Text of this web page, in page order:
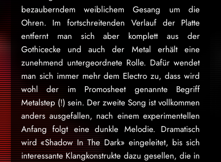
bezauberndem weiblichem Gesang um die
Ohren. Im fortschreitenden Verlauf der Platte
entfernt man sich aber komplett aus der
Gothicecke und auch der Metal erhält eine
zunehmend untergeordnete Rolle. Dafür wendet
man sich immer mehr dem Electro zu, dass wird
wohl der im Promosheet genannte Begriff
Metalstep (!) sein. Der zweite Song ist vollkommen
anders ausgefallen, nach einem experimentellen
Anfang folgt eine dunkle Melodie. Dramatisch
wird «Shadow In The Dark» eingeleitet, bis sich
interessante Klangkonstrukte dazu gesellen, die in